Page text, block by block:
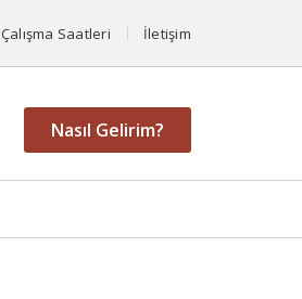
İletişim
Çalışma Saatleri
Nasıl Gelirim?